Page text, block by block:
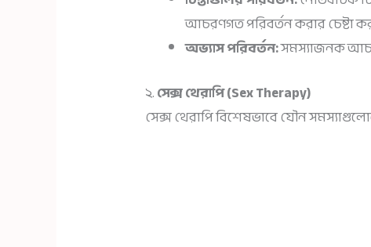
আচরণগত পরিবর্তন করার চেষ্টা
অভ্যাস পরিবর্তন:সমস্যাজনক
২.সেক্স থেরাপি (Sex Therapy)
সেক্স থেরাপি বিশেষভাবে যৌন